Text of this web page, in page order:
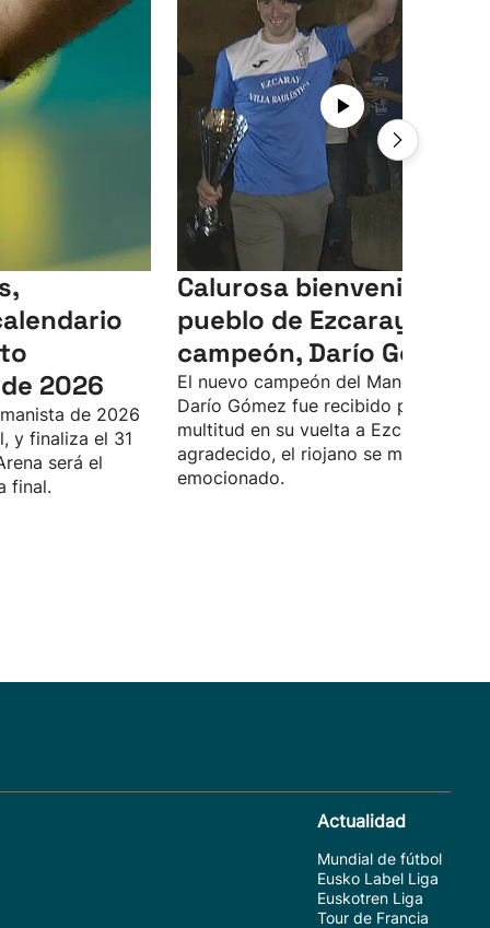
2026
de 2026
y finaliza el 31
será el
final.
Calurosa bienvenida del
pueblo de Ezcaray a su
campeón, Darío Gómez
El nuevo campeón del Manomanista
Darío Gómez fue recibido por una
multitud en su vuelta a Ezcaray. Muy
agradecido, el riojano se mostró muy
emocionado.
Actualidad
Mundial de fútbol
Eusko Label Liga
Euskotren Liga
Tour de Francia